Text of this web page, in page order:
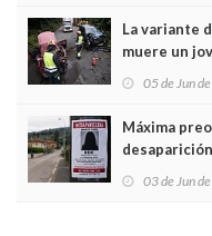
La variante
muere un
frontal
05 de Jun
Máxima
03 de Jun